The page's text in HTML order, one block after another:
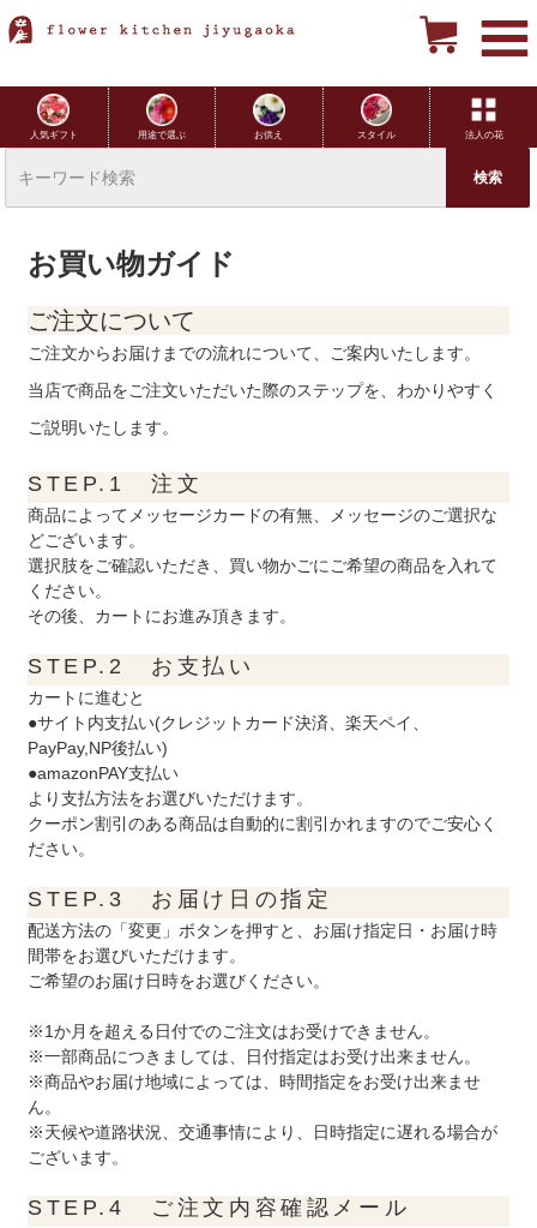
人気ギフト 用途で選ぶ お供え スタイル 法人の花
お買い物ガイド
ご注文について
ご注文からお届けまでの流れについて、ご案内いたします。
当店で商品をご注文いただいた際のステップを、わかりやすく
ご説明いたします。
STEP.1 注文
商品によってメッセージカードの有無、メッセージのご選択な
どございます。
選択肢をご確認いただき、買い物かごにご希望の商品を入れて
ください。
その後、カートにお進み頂きます。
STEP.2 お支払い
カートに進むと
●サイト内支払い(クレジットカード決済、楽天ペイ、
PayPay,NP後払い)
●amazonPAY支払い
より支払方法をお選びいただけます。
クーポン割引のある商品は自動的に割引かれますのでご安心く
ださい。
STEP.3 お届け日の指定
配送方法の「変更」ボタンを押すと、お届け指定日・お届け時
間帯をお選びいただけます。
ご希望のお届け日時をお選びください。
※1か月を超える日付でのご注文はお受けできません。
※一部商品につきましては、日付指定はお受け出来ません。
※商品やお届け地域によっては、時間指定をお受け出来ませ
ん。
※天候や道路状況、交通事情により、日時指定に遅れる場合が
ございます。
STEP.4 ご注文内容確認メール